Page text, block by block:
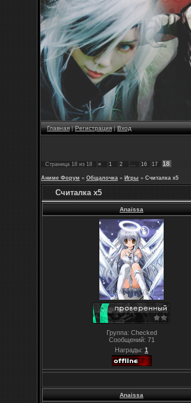
Главная|Регистрация|Вход
Страница 18 из 18 « 1 2 16 17 18
Аниме Форум » Общалочка » Игры » Считалка х5
Считалка х5
Anaissa
Группа: Checked
Сообщений: 71
Награды: 1
Anaissa